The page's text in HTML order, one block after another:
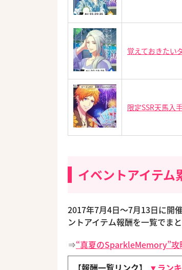
覚えておきたい
限定SSR天馬入
イベントアイテム
2017年7月4日〜7月13日に開
ントアイテム報酬を一覧でまと
⇒“真夏のSparkleMemory”攻
【報酬一覧リンク】
▼ラン